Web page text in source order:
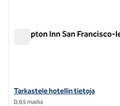
Hampton Inn San
Näytä Hampton Inn San
Tarkastele hotellin tietoja
0,65 mailia